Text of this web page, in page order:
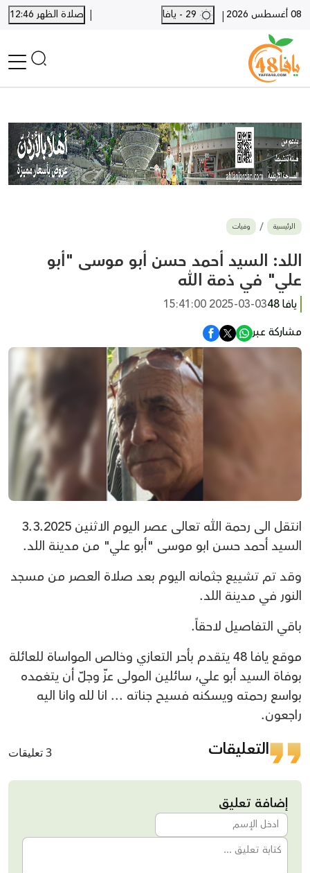
08 أغسطس 2026 |
| صلاة الظهر 12:46
أخبار محلية
أخبار يافا
SHORTS
أخبار اللد والرملة
بيع وشراء
أخبار القدس
وفيات
المزيد
ارسل خبر
الرئيسية وفيات
اللد: السيد أحمد حسن أبو موسى "أبو
علي" في ذمة الله
يافا 48
2025-03-03 15:41:00
مشاركة عبر
انتقل الى رحمة الله تعالى عصر اليوم الاثنين 3.3.2025
السيد أحمد حسن ابو موسى "أبو علي" من مدينة اللد.
وقد تم تشييع جثمانه اليوم بعد صلاة العصر من مسجد
النور في مدينة اللد.
باقي التفاصيل لاحقاً.
موقع يافا 48 يتقدم بأحر التعازي وخالص المواساة للعائلة
بوفاة السيد أبو علي، سائلين المولى عزّ وجلّ أن يتغمده
بواسع رحمته ويسكنه فسيح جناته ... انا لله وانا اليه
راجعون.
التعليقات 3 تعليقات
إضافة تعليق